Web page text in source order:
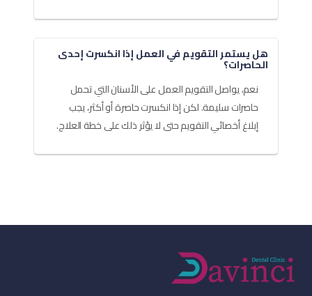
هل يستمر التقويم في العمل إذا انكسرت إحدى
الحاصرات؟
نعم، يواصل التقويم العمل على الأسنان التي تحمل
حاصرات سليمة. لكن إذا انكسرت حاصرة أو أكثر، يجب
إبلاغ أخصائي التقويم حتى لا يؤثر ذلك على خطة العلاج.